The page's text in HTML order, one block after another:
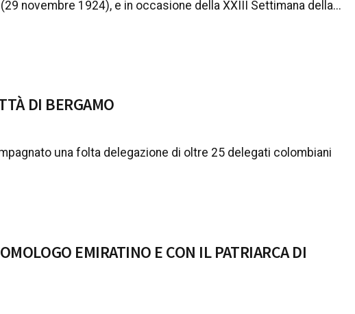
novembre 1924), e in occasione della XXIII Settimana della...
DI BERGAMO
una folta delegazione di oltre 25 delegati colombiani
EMIRATINO E CON IL PATRIARCA DI